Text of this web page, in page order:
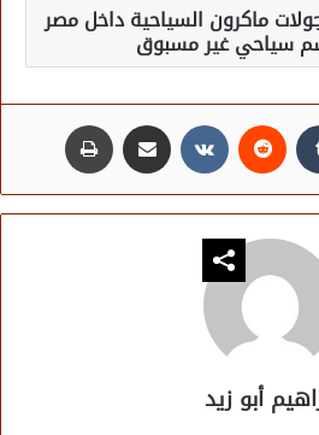
ماكرون السياحية داخل مصر
سياحي غير مسبوق
مشاركة عبر البريد
أبو زيد